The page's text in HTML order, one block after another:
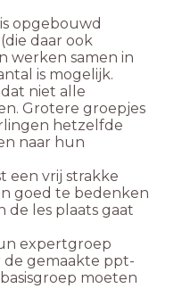
opgebouwd
daar ook
werken samen in
is mogelijk.
niet alle
Grotere groepjes
hetzelfde
naar hun
een vrij strakke
goed te bedenken
de les plaats gaat
expertgroep
de gemaakte ppt-
moeten